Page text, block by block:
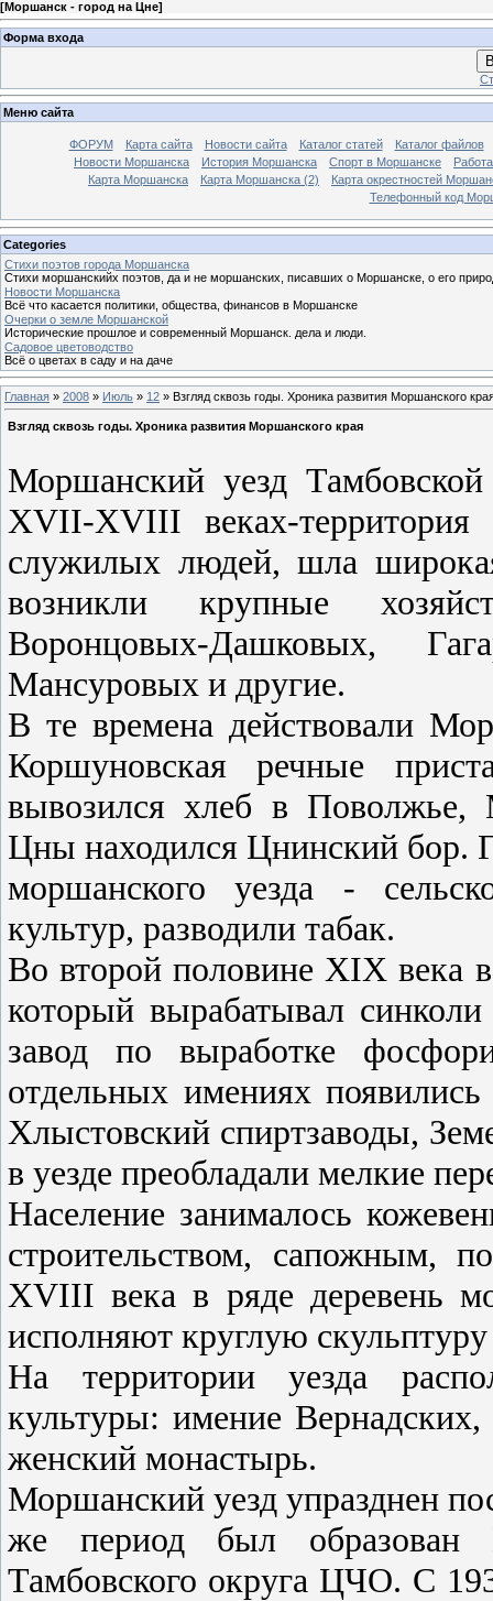
[Моршанск - город на Цне]
Форма входа
Меню сайта
ФОРУМ Карта сайта Новости сайта Каталог статей
Каталог файлов
Новости Моршанска
История Моршанска Спорт в Моршанске
Карта Моршанска
Карта Моршанска (2)
Карта окрестностей
Телефонный код
Categories
Стихи поэтов города Моршанска
Стихи моршанскийх поэтов, да и не моршанских, писавших о Моршанске, о его
Новости Моршанска
Всё что касается политики, общества, финансов в Моршанске
Очерки о земле Моршанской
Исторические прошлое и современный Моршанск. дела и люди.
Садовое цветоводство
Всё о цветах в саду и на даче
Главная » 2008 » Июль » 12 » Взгляд сквозь годы. Хроника развития Моршанского
Взгляд сквозь годы. Хроника развития Моршанского края
Моршанский уезд
XVII-XVIII веках-территория
служилых людей, шла
возникли крупные
Воронцовых-Дашковых,
Мансуровых и другие.
В те времена действовали
Коршуновская речные
вывозился хлеб в Поволжье,
Цны находился Цнинский бор.
моршанского уезда -
культур, разводили табак.
Во второй половине XIX века
который вырабатывал
завод по выработке
отдельных имениях
Хлыстовский спиртзаводы,
в уезде преобладали мелкие
Население занималось
строительством, сапожным,
XVIII века в ряде деревень
исполняют круглую
На территории уезда
культуры: имение
женский монастырь.
Моршанский уезд упразднен
же период был
Тамбовского округа ЦЧО. С